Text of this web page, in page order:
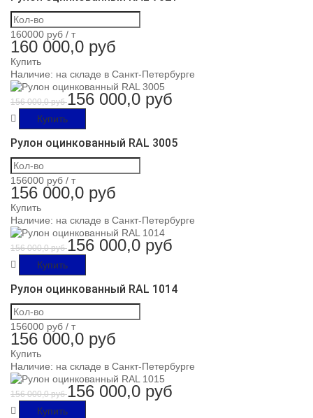
160000 руб / т
160 000,0 руб
Купить
Наличие: на складе в Санкт-Петербурге
156 000,0 руб156 000,0 руб
Купить
Рулон оцинкованный RAL 3005
156000 руб / т
156 000,0 руб
Купить
Наличие: на складе в Санкт-Петербурге
156 000,0 руб156 000,0 руб
Купить
Рулон оцинкованный RAL 1014
156000 руб / т
156 000,0 руб
Купить
Наличие: на складе в Санкт-Петербурге
156 000,0 руб156 000,0 руб
Купить